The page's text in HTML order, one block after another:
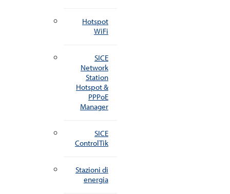
Hotspot
WiFi
SICE
Network
Station
Hotspot &
PPPoE
Manager
SICE
ControlTik
Stazioni di
energia